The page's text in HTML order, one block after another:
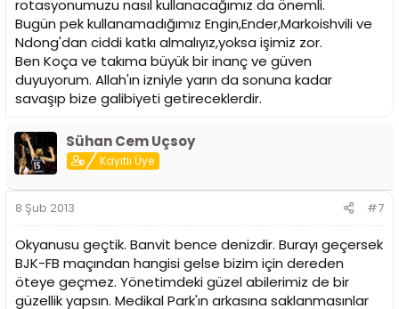
rotasyonumuzu nasıl kullanacağımız da önemli.
Bugün pek kullanamadığımız Engin,Ender,Markoishvili ve
Ndong'dan ciddi katkı almalıyız,yoksa işimiz zor.
Ben Koça ve takıma büyük bir inanç ve güven
duyuyorum. Allah'ın izniyle yarın da sonuna kadar
savaşıp bize galibiyeti getireceklerdir.
Sühan Cem Uçsoy
Kayıtlı Üye
8 Şub 2013 #7
Okyanusu geçtik. Banvit bence denizdir. Burayı geçersek
BJK-FB maçından hangisi gelse bizim için dereden
öteye geçmez. Yönetimdeki güzel abilerimiz de bir
güzellik yapsın. Medikal Park'ın arkasına saklanmasınlar